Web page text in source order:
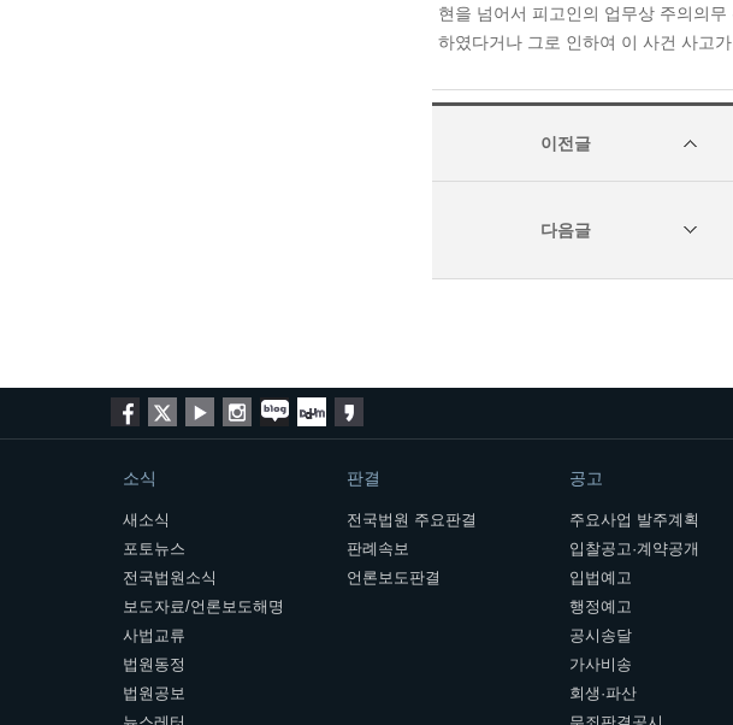
현을 넘어서 피고인의 업무상 주의의
하였다거나 그로 인하여 이 사건 사고
이전글
다음글
소식
새소식
포토뉴스
전국법원소식
보도자료/언론보도해명
사법교류
법원동정
법원공보
판결
전국법원 주요판결
판례속보
언론보도판결
공고
주요사업 발주계획
입찰공고·계약공개
입법예고
행정예고
공시송달
가사비송
회생·파산